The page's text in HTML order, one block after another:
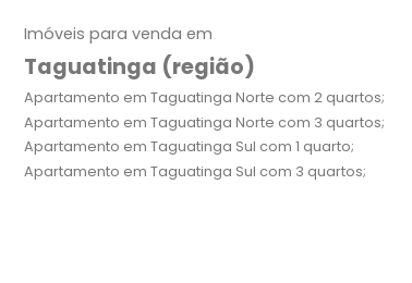
Imóveis para venda em
Taguatinga (região)
Apartamento em Taguatinga Norte com 2 quartos;
Apartamento em Taguatinga Norte com 3 quartos;
Apartamento em Taguatinga Sul com 1 quarto;
Apartamento em Taguatinga Sul com 3 quartos;